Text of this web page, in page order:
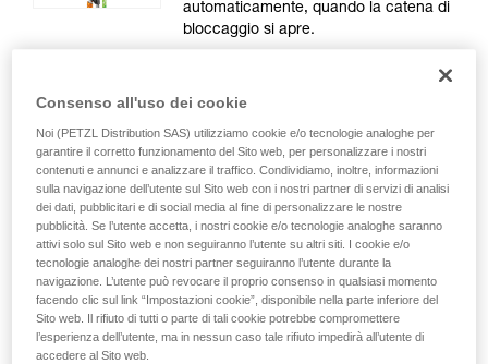
automaticamente, quando la catena di
bloccaggio si apre.
Per spostamenti efficaci
Recupero della corda fluido e
preciso
La leva di sbloccaggio, montata su
molla, garantisce una grande
precisione negli spostamenti. La
regolazione della pressione su questa
Consenso all'uso dei cookie
Noi (PETZL Distribution SAS) utilizziamo cookie e/o tecnologie analoghe per
garantire il corretto funzionamento del Sito web, per personalizzare i nostri
contenuti e annunci e analizzare il traffico. Condividiamo, inoltre, informazioni
sulla navigazione dell’utente sul Sito web con i nostri partner di servizi di analisi
dei dati, pubblicitari e di social media al fine di personalizzare le nostre
pubblicità. Se l’utente accetta, i nostri cookie e/o tecnologie analoghe saranno
attivi solo sul Sito web e non seguiranno l’utente su altri siti. I cookie e/o
tecnologie analoghe dei nostri partner seguiranno l’utente durante la
navigazione. L’utente può revocare il proprio consenso in qualsiasi momento
facendo clic sul link “Impostazioni cookie”, disponibile nella parte inferiore del
Sito web. Il rifiuto di tutti o parte di tali cookie potrebbe compromettere
l’esperienza dell’utente, ma in nessun caso tale rifiuto impedirà all’utente di
accedere al Sito web.